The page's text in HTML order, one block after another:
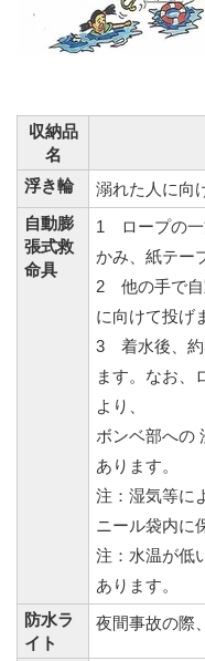
収納品
名
浮き輪
溺れた人に向
自動膨
張式救
命具
1 ロープの一
かみ、紙テー
2 他の手で自
に向けて投げ
3 着水後、約
ます。なお、
より、
ボンベ部への
あります。
注：湿気等に
ニール袋内に
注：水温が低
あります。
防水ラ
イト
夜間事故の際